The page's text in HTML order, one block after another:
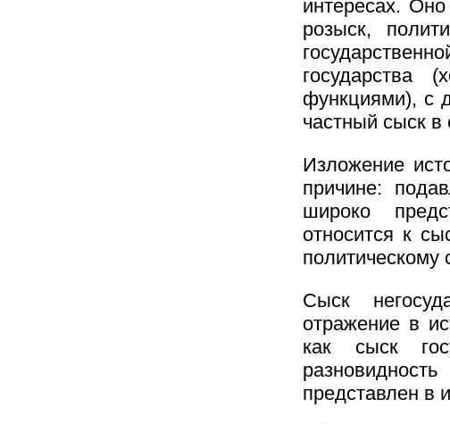
интересах. Оно
розыск,
государства
функциями), с
частный сыск в
Изложение
причине:
широко
относится к
политическому
Сыск
отражение в
как сыск
представлен в